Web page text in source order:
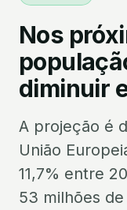
Nos
diminuir
A projeção é
União
11,7% entre
53 milhões